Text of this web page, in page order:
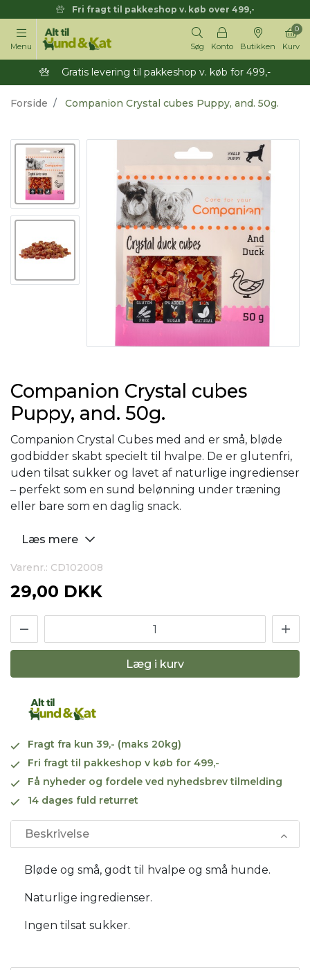
Fri fragt til pakkeshop v. køb over 499,-
Menu Søg Konto Butikken Kurv
0
Gratis levering til pakkeshop v. køb for 499,-
Forside Companion Crystal cubes Puppy, and. 50g.
Companion Crystal cubes
Puppy, and. 50g.
Companion Crystal Cubes med and er små, bløde
godbidder skabt specielt til hvalpe. De er glutenfri,
uden tilsat sukker og lavet af naturlige ingredienser
– perfekt som en sund belønning under træning
eller bare som en daglig snack.
Læs mere
Varenr.: CD102008
29,00 DKK
Læg i kurv
Fragt fra kun 39,- (maks 20kg)
Fri fragt til pakkeshop v køb for 499,-
Få nyheder og fordele ved nyhedsbrev tilmelding
14 dages fuld returret
Beskrivelse
Bløde og små, godt til hvalpe og små hunde.
Naturlige ingredienser.
Ingen tilsat sukker.